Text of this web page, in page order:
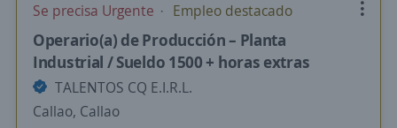
Se precisa Urgente Empleo destacado
Operario(a) de Producción – Planta
Industrial / Sueldo 1500 + horas extras
TALENTOS CQ E.I.R.L.
Callao, Callao